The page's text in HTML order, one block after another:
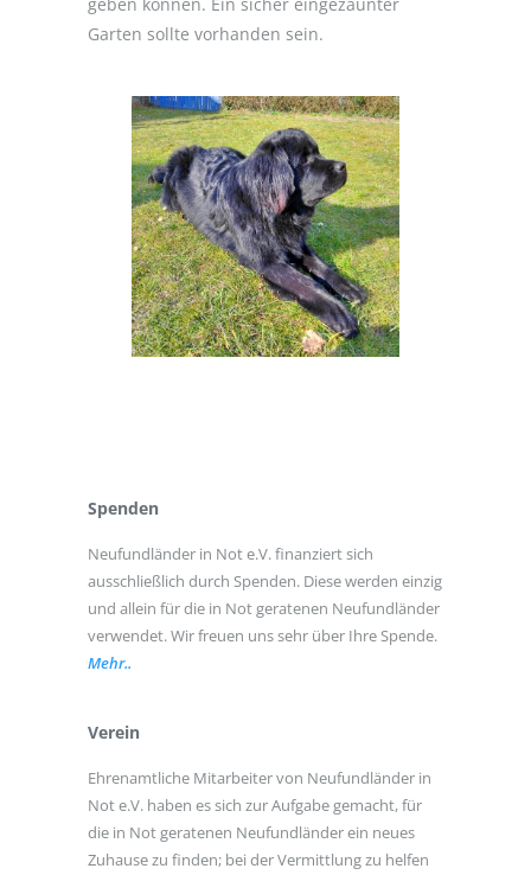
Garten sollte vorhanden sein.
Spenden
Neufundländer in Not e.V. finanziert sich
ausschließlich durch Spenden. Diese werden einzig
und allein für die in Not geratenen Neufundländer
verwendet. Wir freuen uns sehr über Ihre Spende.
Mehr..
Verein
Ehrenamtliche Mitarbeiter von Neufundländer in
Not e.V. haben es sich zur Aufgabe gemacht, für
die in Not geratenen Neufundländer ein neues
Zuhause zu finden; bei der Vermittlung zu helfen